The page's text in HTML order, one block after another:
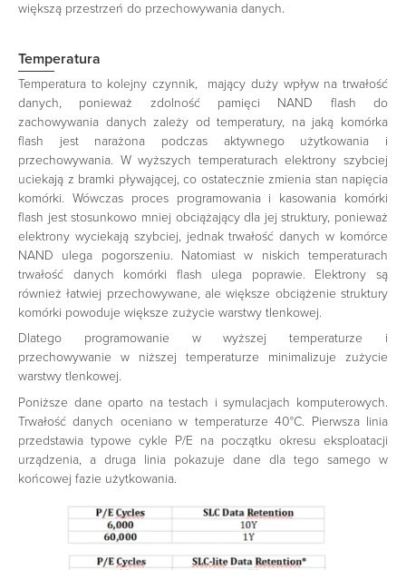
większą przestrzeń do przechowywania danych.
Temperatura
Temperatura to kolejny czynnik, mający duży wpływ na trwałość
danych, ponieważ zdolność pamięci NAND flash do
zachowywania danych zależy od temperatury, na jaką komórka
flash jest narażona podczas aktywnego użytkowania i
przechowywania. W wyższych temperaturach elektrony szybciej
uciekają z bramki pływającej, co ostatecznie zmienia stan napięcia
komórki. Wówczas proces programowania i kasowania komórki
flash jest stosunkowo mniej obciążający dla jej struktury, ponieważ
elektrony wyciekają szybciej, jednak trwałość danych w komórce
NAND ulega pogorszeniu. Natomiast w niskich temperaturach
trwałość danych komórki flash ulega poprawie. Elektrony są
również łatwiej przechowywane, ale większe obciążenie struktury
komórki powoduje większe zużycie warstwy tlenkowej.
Dlatego programowanie w wyższej temperaturze i
przechowywanie w niższej temperaturze minimalizuje zużycie
warstwy tlenkowej.
Poniższe dane oparto na testach i symulacjach komputerowych.
Trwałość danych oceniano w temperaturze 40°C. Pierwsza linia
przedstawia typowe cykle P/E na początku okresu eksploatacji
urządzenia, a druga linia pokazuje dane dla tego samego w
końcowej fazie użytkowania.